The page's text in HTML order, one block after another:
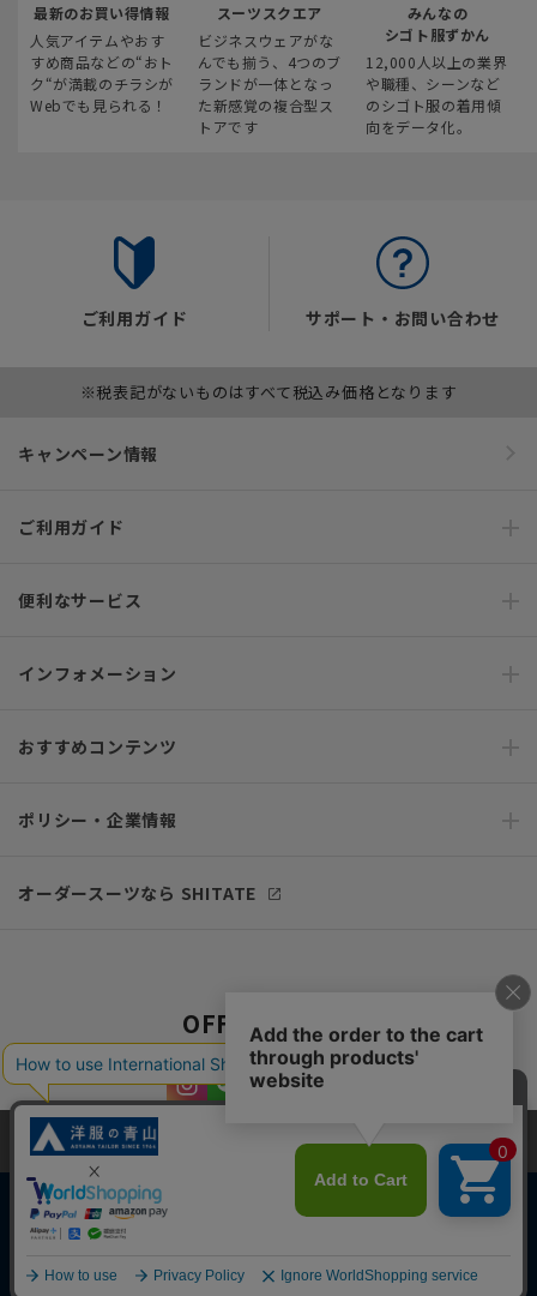
最新のお買い得情報
人気アイテムやおす
すめ商品などの“おト
ク“が満載のチラシが
Webでも見られる！
スーツスクエア
ビジネスウェアがな
んでも揃う、4つのブ
ランドが一体となっ
た新感覚の複合型ス
トアです
みんなの
シゴト服ずかん
12,000人以上の業界
や職種、シーンなど
のシゴト服の着用傾
向をデータ化。
ご利用ガイド サポート・お問い合わせ
※税表記がないものはすべて税込み価格となります
キャンペーン情報
ご利用ガイド
便利なサービス
インフォメーション
おすすめコンテンツ
ポリシー・企業情報
オーダースーツなら SHITATE
OFFICIAL SNS
Copyright © AOYAMA TRADING Co.,Ltd. All Rights Reserved
当サイトでは、快適な閲覧体験とコンテンツ改善のためにCookieを使用
しています。閲覧を続けることで、Cookieの使用に同意したものとみな
します。詳細については
同意して閉じる